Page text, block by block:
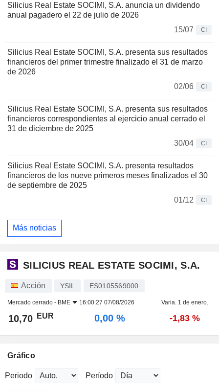
Silicius Real Estate SOCIMI, S.A. anuncia un dividendo
anual pagadero el 22 de julio de 2026
15/07
CI
Silicius Real Estate SOCIMI, S.A. presenta sus resultados
financieros del primer trimestre finalizado el 31 de marzo
de 2026
02/06
CI
Silicius Real Estate SOCIMI, S.A. presenta sus resultados
financieros correspondientes al ejercicio anual cerrado el
31 de diciembre de 2025
30/04
CI
Silicius Real Estate SOCIMI, S.A. presenta resultados
financieros de los nueve primeros meses finalizados el 30
de septiembre de 2025
01/12
CI
Más noticias
SILICIUS REAL ESTATE SOCIMI, S.A.
Acción YSIL ES0105569000
Mercado cerrado - BME 16:00:27 07/08/2026 Varia. 1 de enero.
10,70 EUR 0,00 % -1,83 %
Gráfico
Periodo Período